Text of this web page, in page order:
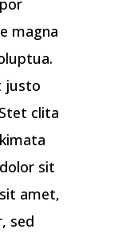
magna
justo
clita
sit
amet,
sed